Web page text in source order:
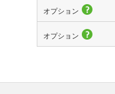
オプション
オプション